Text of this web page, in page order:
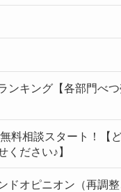
ンキング【各部門べ
料相談スタート！【
ください♪】
ドオピニオン（再調